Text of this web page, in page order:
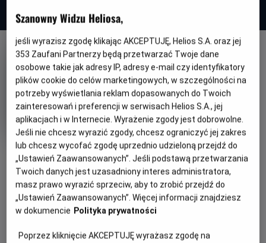
NAPISY
OBSERWUJ
Daliland
Gatunek
Dramat / Biograficzny
Minimalny
wiek
Od 15 lat
Czas
trwania
104 min
Kraj
i
rok
produkcji
Francja, Wielka Brytania, USA
(2022)
PREMIERA
19 maja 2023
WIĘCEJ SZCZEGÓŁÓW
OPIS FILMU
Szanowny Widzu Heliosa,
jeśli wyrazisz zgodę klikając AKCEPTUJĘ, Helios S.A. oraz jej
353 Zaufani Partnerzy będą przetwarzać Twoje dane
osobowe takie jak adresy IP, adresy e-mail czy identyfikatory
plików cookie do celów marketingowych, w szczególności na
potrzeby wyświetlania reklam dopasowanych do Twoich
zainteresowań i preferencji w serwisach Helios S.A., jej
aplikacjach i w Internecie. Wyrażenie zgody jest dobrowolne.
Jeśli nie chcesz wyrazić zgody, chcesz ograniczyć jej zakres
lub chcesz wycofać zgodę uprzednio udzieloną przejdź do
„Ustawień Zaawansowanych”. Jeśli podstawą przetwarzania
Twoich danych jest uzasadniony interes administratora,
masz prawo wyrazić sprzeciw, aby to zrobić przejdź do
„Ustawień Zaawansowanych”. Więcej informacji znajdziesz
w dokumencie Polityka prywatności
Poprzez kliknięcie AKCEPTUJĘ wyrażasz zgodę na